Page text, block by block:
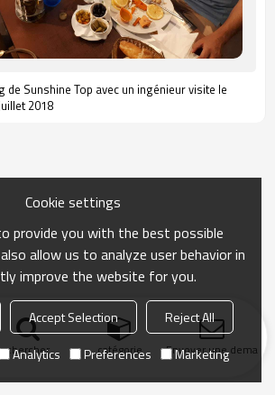
de Sunshine Top avec un ingénieur visite le
2018
chercher catégorie Envoyer une
Cookie settings
provide you with the best possible
allow us to analyze user behavior in
improve the website for you.
Accept Selection
Reject All
Analytics Preferences Marketing